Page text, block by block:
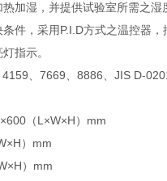
加湿，并提供试验室所需之湿
件，采用P.I.D方式之温控器，
指示。
、7669、8886、JIS D-
（L×W×H）mm
）mm
）mm